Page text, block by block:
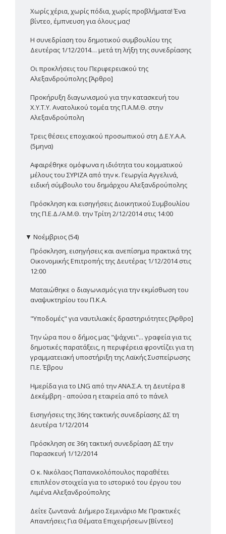
Χωρίς χέρια, χωρίς πόδια, χωρίς προβλήματα! Ένα
βίντεο, έμπνευση για όλους μας!
Η συνεδρίαση του δημοτικού συμβουλίου της
Δευτέρας 1/12/2014… μετά τη λήξη της συνεδρίασης
Οι προκλήσεις του Περιφερειακού της
Αλεξανδρούπολης [Άρθρο]
Προκήρυξη διαγωνισμού για την κατασκευή του
Χ.Υ.Τ.Υ. Ανατολικού τομέα της Π.Α.Μ.Θ. στην
Αλεξανδρούπολη
Τρεις θέσεις εποχιακού προσωπικού στη Δ.Ε.Υ.Α.Α.
(5μηνα)
Αφαιρέθηκε ομόφωνα η ιδιότητα του κομματικού
μέλους του ΣΥΡΙΖΑ από την κ. Γεωργία Αγγελινά,
ειδική σύμβουλο του δημάρχου Αλεξανδρούπολης
Πρόσκληση και εισηγήσεις Διοικητικού Συμβουλίου
της Π.Ε.Δ./Α.Μ.Θ. την Τρίτη 2/12/2014 στις 14:00
▼ Νοέμβριος (54)
Πρόσκληση, εισηγήσεις και ανεπίσημα πρακτικά της
Οικονομικής Επιτροπής της Δευτέρας 1/12/2014 στις
12:00
Ματαιώθηκε ο διαγωνισμός για την εκμίσθωση του
αναψυκτηρίου του Π.Κ.Α.
"Υποδομές" για ναυτιλιακές δραστηριότητες [Άρθρο]
Την ώρα που ο δήμος μας "ψάχνει"... γραφεία για τις
δημοτικές παρατάξεις, η περιφέρεια φροντίζει για τη
γραμματειακή υποστήριξη της Λαϊκής Συσπείρωσης
Π.Ε. Έβρου
Ημερίδα για το LNG από την ΑΝΑ.Σ.Α. τη Δευτέρα 8
Δεκέμβρη - απούσα η εταιρεία από το πάνελ
Εισηγήσεις της 36ης τακτικής συνεδρίασης ΔΣ τη
Δευτέρα 1/12/2014
Πρόσκληση σε 36η τακτική συνεδρίαση ΔΣ την
Παρασκευή 1/12/2014
Ο κ. Νικόλαος Παπανικολόπουλος παραθέτει
επιπλέον στοιχεία για το ιστορικό του έργου του
Λιμένα Αλεξανδρούπολης
Δείτε ζωντανά: Διήμερο Σεμινάριο Με Πρακτικές
Απαντήσεις Για Θέματα Επιχειρήσεων [Βίντεο]